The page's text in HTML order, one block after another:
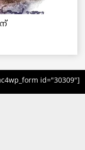
id="30309"]